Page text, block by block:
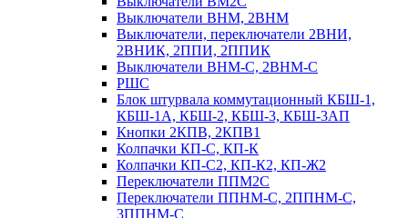
Выключатели ВНМ, 2ВНМ
Выключатели, переключатели 2ВНИ,
2ВНИК, 2ППИ, 2ППИК
Выключатели ВНМ-С, 2ВНМ-С
РШС
Блок штурвала коммутационный КБШ-1,
КБШ-1А, КБШ-2, КБШ-3, КБШ-3АП
Кнопки 2КПВ, 2КПВ1
Колпачки КП-С, КП-К
Колпачки КП-С2, КП-К2, КП-Ж2
Переключатели ППМ2С
Переключатели ППНМ-С, 2ППНМ-С,
3ППНМ-С